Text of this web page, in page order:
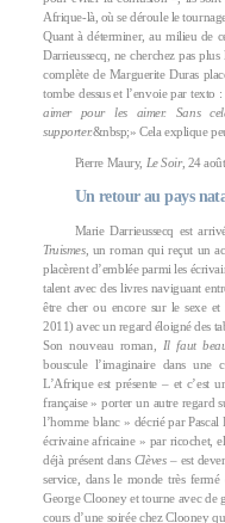
Afrique-là, où se déroule le
Quant à déterminer, au milieu de
Darrieussecq, ne cherchez pas
complète de Marguerite Duras
tombe dessus et l’envoie par texto :
aimer pour les aimer. Sans
supporter.&nbsp;» Cela explique
Pierre Maury, Le Soir, 24
Un retour au pays
Marie Darrieussecq est
Truismes, un roman qui reçut un
placèrent d’emblée parmi les
talent avec des livres naviguant
être cher ou encore sur le sexe
2011) avec un regard éloigné des
Son nouveau roman,
Il faut
bouscule l’imaginaire dans une
L’Afrique est présente – et c’est
française » porter un autre regard
l’homme blanc » décrié par Pascal
écrivaine africaine » par ricochet,
déjà présent dans Clèves– est
service, dans le monde très
George Clooney et tourne avec de
cours d’une soirée chez Clooney